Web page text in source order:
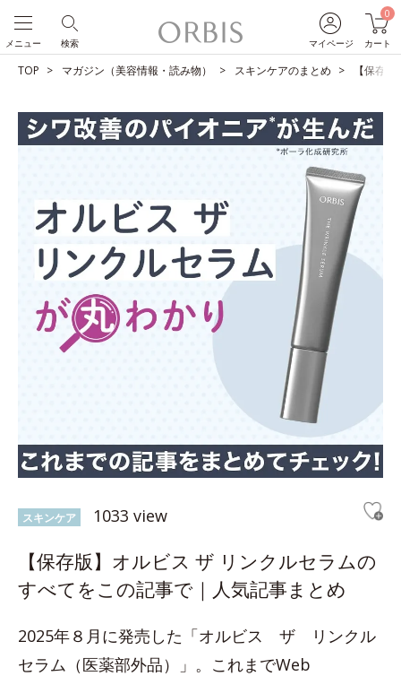
マイページ
0
カート
検索
メニュー
TOP マガジン（美容情報・読み物） スキンケアのまとめ 【保存
スキンケア 1033 view
【保存版】オルビス ザ リンクルセラムの
すべてをこの記事で｜人気記事まとめ
2025年８月に発売した「オルビス ザ リンクル
セラム（医薬部外品）」。これまでWeb